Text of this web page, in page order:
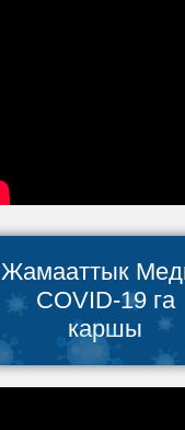
Жамааттык
COVID-19 га
каршы